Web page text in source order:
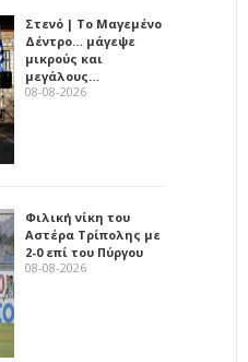
Στενό | Το Μαγεμένο
Δέντρο… μάγεψε
μικρούς και
μεγάλους…
08-08-2026
Φιλική νίκη του
Αστέρα Τρίπολης με
2-0 επί του Πύργου
08-08-2026